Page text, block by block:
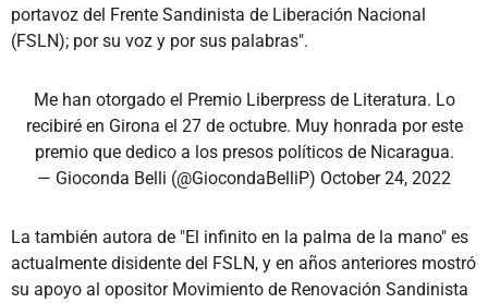
portavoz del Frente Sandinista de Liberación Nacional
(FSLN); por su voz y por sus palabras".
Me han otorgado el Premio Liberpress de Literatura. Lo
recibiré en Girona el 27 de octubre. Muy honrada por este
premio que dedico a los presos políticos de Nicaragua.
— Gioconda Belli (@GiocondaBelliP) October 24, 2022
La también autora de "El infinito en la palma de la mano" es
actualmente disidente del FSLN, y en años anteriores mostró
su apoyo al opositor Movimiento de Renovación Sandinista